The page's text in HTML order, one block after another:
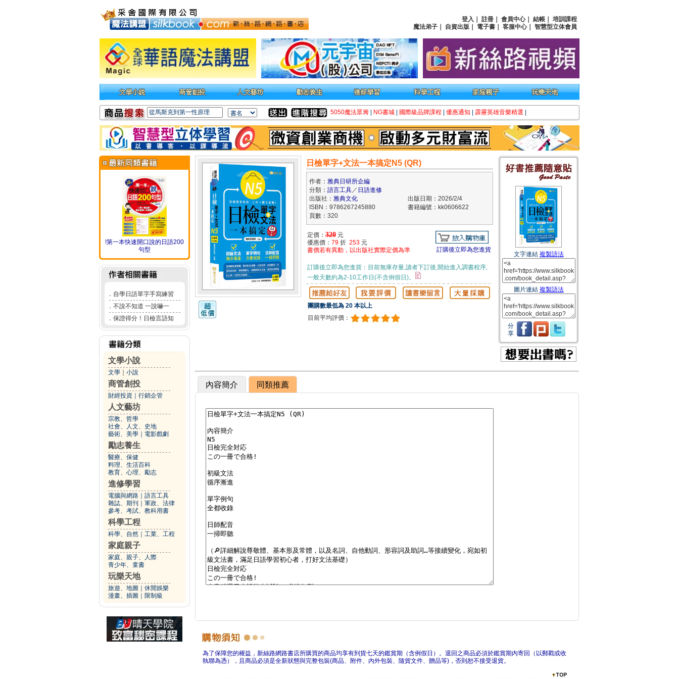
登入 註冊 會員中心｜ 結帳
培訓課程
魔法弟子
自資出版 電子書 客服中心｜ 智慧型立体會員
5050魔法眾籌 NG書城 國際級品牌課程 優惠通知 霹靂英雄音樂精選
!第一本快速開口說的日語200
句型
． 自學日語單字手寫練習
． 不說不知道 一說嚇一
． 保證得分！日檢言語知
文學小說
文學 小說
商管創投
財經投資 行銷企管
人文藝坊
宗教、哲學
社會、人文、史地
藝術、美學
電影戲劇
勵志養生
醫療、保健
料理、生活百科
教育、心理、勵志
進修學習
電腦與網路
語言工具
雜誌、期刊
軍政、法律
參考、考試、教科用書
科學工程
科學、自然 工業、工程
家庭親子
家庭、親子、人際
青少年、童書
玩樂天地
旅遊、地圖
休閒娛樂
漫畫、插圖
限制級
日檢單字+文法一本搞定N5 (QR)
作者： 雅典日研所企編
分類： 語言工具／ 日語進修
出版社： 雅典文化
出版日期：2026/2/4
ISBN：9786267245880
書籍編號：kk0606622
頁數：320
定價： 320 元
優惠價： 79 折 253 元
書價若有異動，以出版社實際定價為準
訂購後立即為您進貨
訂購後立即為您進貨：目前無庫存量,讀者下訂後,開始進入調書程序,
一般天數約為2-10工作日(不含例假日)。
團購數最低為 20 本以上
目前平均評價：
文字連結 複製語法
圖片連結 複製語法
分
享
內容簡介 同類推薦
為了保障您的權益，新絲路網路書店所購買的商品均享有到貨七天的鑑賞期（含例假日）。退回之商品必須於鑑賞期內寄回（以郵戳或收
執聯為憑），且商品必須是全新狀態與完整包裝(商品、附件、內外包裝、隨貨文件、贈品等)，否則恕不接受退貨。